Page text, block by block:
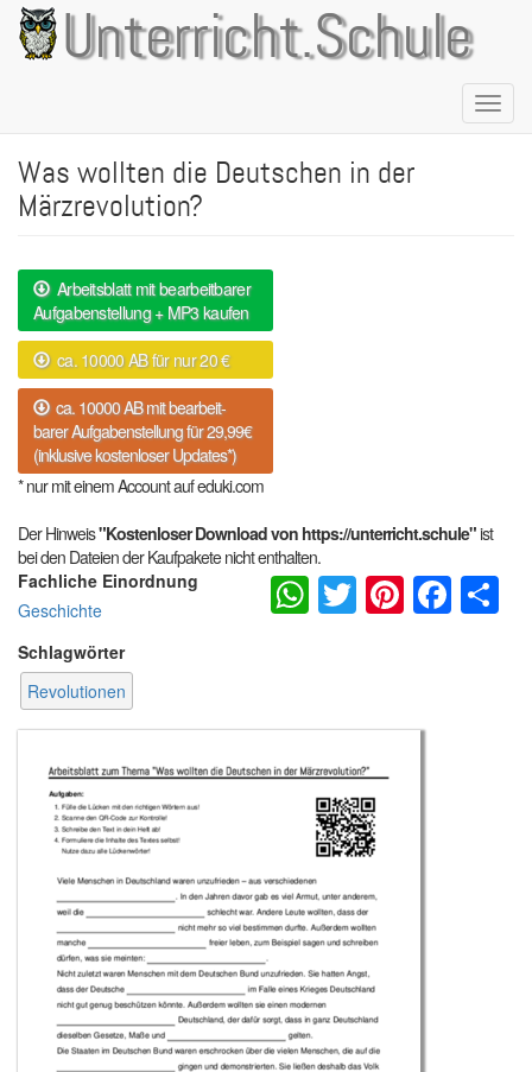
Direkt
zum
Inhalt
Unterricht.Schule
Was wollten die Deutschen in der
Märzrevolution?
Arbeitsblatt mit bearbeitbarer
Aufgabenstellung + MP3 kaufen
ca. 10000 AB für nur 20 €
ca. 10000 AB mit bearbeit-
barer Aufgabenstellung für 29,99€
(inklusive kostenloser Updates*)
* nur mit einem Account auf eduki.com
Der Hinweis"Kostenloser Download von https://unterricht.schule"ist
bei den Dateien der Kaufpakete nicht enthalten.
Fachliche Einordnung
Geschichte
Schlagwörter
Revolutionen
WhatsApp
Twitter